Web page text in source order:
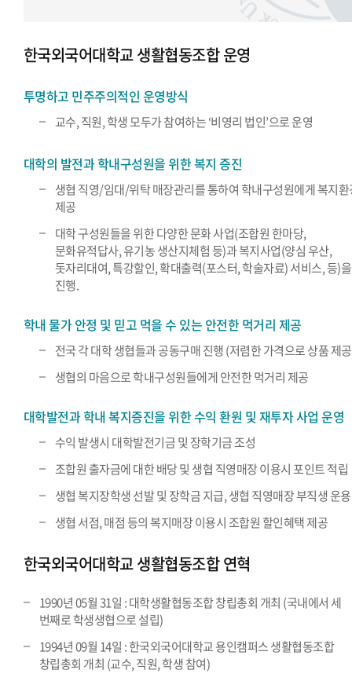
한국외국어대학교 생활협동조합 운영
투명하고 민주주의적인 운영방식
교수, 직원, 학생 모두가 참여하는 ‘비영리 법인’으로 운영
대학의 발전과 학내구성원을 위한 복지 증진
생협 직영/임대/위탁 매장관리를 통하여 학내구성원에게 복지
제공
대학 구성원들을 위한 다양한 문화 사업(조합원 한마당,
문화유적답사, 유기농 생산지체험 등)과 복지사업(양심 우산,
돗자리대여, 특강할인, 확대출력(포스터, 학술자료) 서비스, 등)을
진행.
학내 물가 안정 및 믿고 먹을 수 있는 안전한 먹거리 제공
전국 각 대학 생협들과 공동구매 진행 (저렴한 가격으로 상품 제
생협의 마음으로 학내구성원들에게 안전한 먹거리 제공
대학발전과 학내 복지증진을 위한 수익 환원 및 재투자 사업 운영
수익 발생시 대학발전기금 및 장학기금 조성
조합원 출자금에 대한 배당 및 생협 직영매장 이용시 포인트 적립
생협 복지장학생 선발 및 장학금 지급, 생협 직영매장 부직생 운용
생협 서점, 매점 등의 복지매장 이용시 조합원 할인혜택 제공
한국외국어대학교 생활협동조합 연혁
1990년 05월 31일 : 대학생활협동조합 창립총회 개최 (국내에서 세
번째로 학생생협으로 설립)
1994년 09월 14일 : 한국외국어대학교 용인캠퍼스 생활협동조합
창립총회 개최 (교수, 직원, 학생 참여)